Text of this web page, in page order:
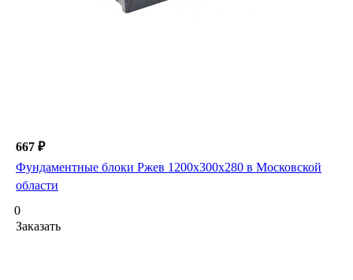
667 ₽
Фундаментные блоки Ржев 1200х300х280 в Московской
области
0
Заказать